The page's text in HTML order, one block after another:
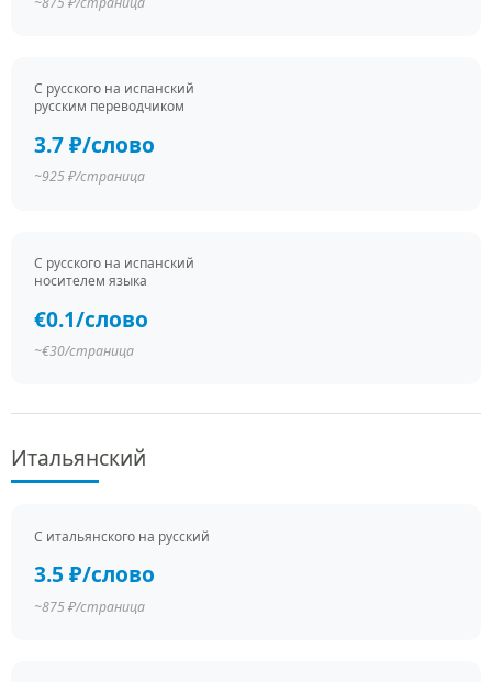
С русского на испанский
русским переводчиком
3.7 ₽/слово
~925 ₽/страница
С русского на испанский
носителем языка
€0.1/слово
~€30/страница
Итальянский
С итальянского на русский
3.5 ₽/слово
~875 ₽/страница